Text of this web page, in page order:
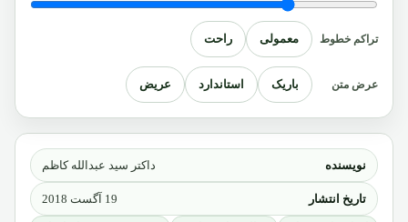
نویسنده داکتر سید عبدالله کاظم
تاریخ انتشار 19 آگست 2018
تراکم خطوط معمولی راحت
عرض متن باریک استاندارد عریض